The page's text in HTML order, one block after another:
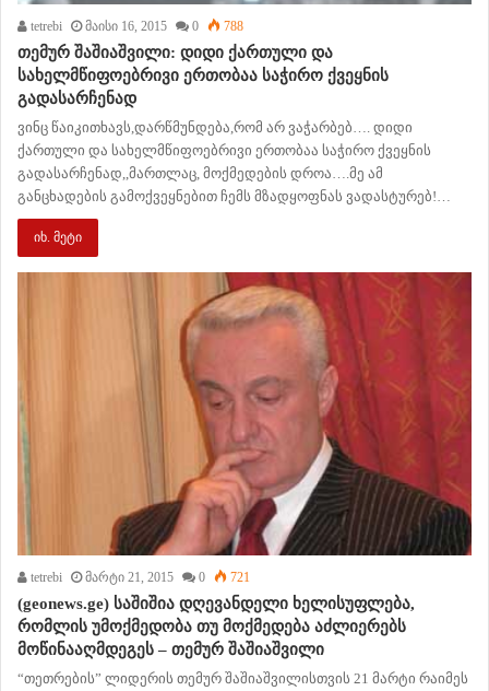
tetrebi მაისი 16, 2015 0 788
თემურ შაშიაშვილი: დიდი ქართული და
სახელმწიფოებრივი ერთობაა საჭირო ქვეყნის
გადასარჩენად
ვინც წაიკითხავს,დარწმუნდება,რომ არ ვაჭარბებ…. დიდი
ქართული და სახელმწიფოებრივი ერთობაა საჭირო ქვეყნის
გადასარჩენად,,მართლაც, მოქმედების დროა….მე ამ
განცხადების გამოქვეყნებით ჩემს მზადყოფნას ვადასტურებ!…
იხ. მეტი
tetrebi მარტი 21, 2015 0 721
(geonews.ge) საშიშია დღევანდელი ხელისუფლება,
რომლის უმოქმედობა თუ მოქმედება აძლიერებს
მოწინააღმდეგეს – თემურ შაშიაშვილი
“თეთრების” ლიდერის თემურ შაშიაშვილისთვის 21 მარტი რაიმეს